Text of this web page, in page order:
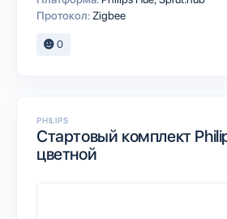
Протокол: Zigbee
0
PHILIPS
Стартовый комплект
цветной